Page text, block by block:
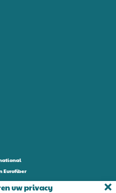
uw privacy
Eurofiber